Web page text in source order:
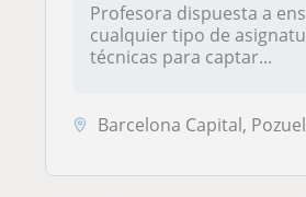
Profesora dispuesta a
cualquier tipo de
técnicas para captar...
Barcelona Capital,